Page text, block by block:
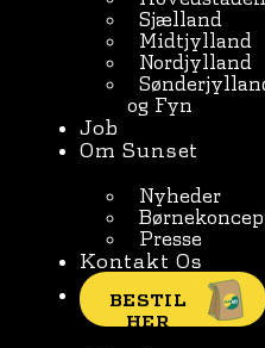
Sjælland
Midtjylland
Nordjylland
og Fyn
Job
Om Sunset
Nyheder
Presse
Kontakt Os
BESTIL
HER